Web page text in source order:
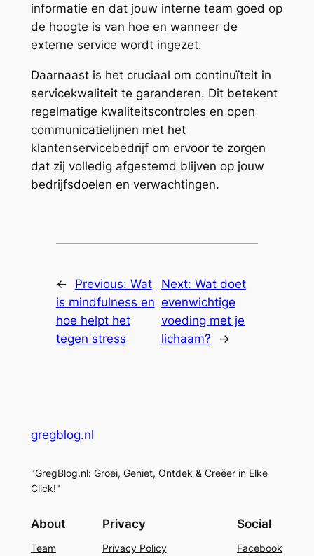
informatie en dat jouw interne team goed op
de hoogte is van hoe en wanneer de
externe service wordt ingezet.
Daarnaast is het cruciaal om continuïteit in
servicekwaliteit te garanderen. Dit betekent
regelmatige kwaliteitscontroles en open
communicatielijnen met het
klantenservicebedrijf om ervoor te zorgen
dat zij volledig afgestemd blijven op jouw
bedrijfsdoelen en verwachtingen.
← Previous: Wat
is mindfulness en
hoe helpt het
tegen stress
Next:Wat doet
evenwichtige
voeding met je
lichaam?
→
gregblog.nl
"GregBlog.nl: Groei, Geniet, Ontdek & Creëer in Elke
Click!"
About
Team
Privacy
Privacy Policy
Social
Facebook